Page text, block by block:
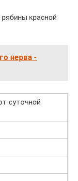
красной
нерва -
суточной